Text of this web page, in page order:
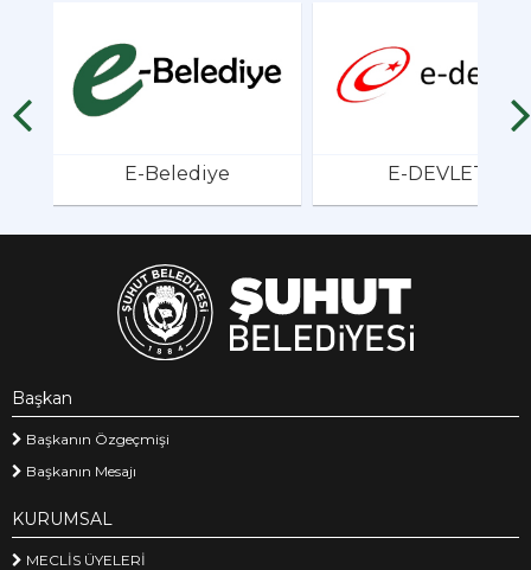
E-Belediye E-DEVLET
Başkan
Başkanın Özgeçmişi
Başkanın Mesajı
KURUMSAL
MECLİS ÜYELERİ